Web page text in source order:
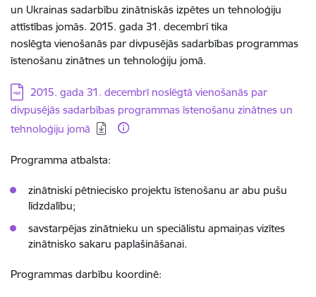
un Ukrainas sadarbību zinātniskās izpētes un tehnoloģiju
attīstības jomās. 2015. gada 31. decembrī tika
noslēgta vienošanās par divpusējās sadarbības programmas
īstenošanu zinātnes un tehnoloģiju jomā.
Lejupielādēt:
2015. gada 31. decembrī noslēgtā vienošanās par
divpusējās sadarbības programmas īstenošanu zinātnes un
tehnoloģiju jomā
Programma atbalsta:
zinātniski pētniecisko projektu īstenošanu ar abu pušu
līdzdalību;
savstarpējas zinātnieku un speciālistu apmaiņas vizītes
zinātnisko sakaru paplašināšanai.
Programmas darbību koordinē: